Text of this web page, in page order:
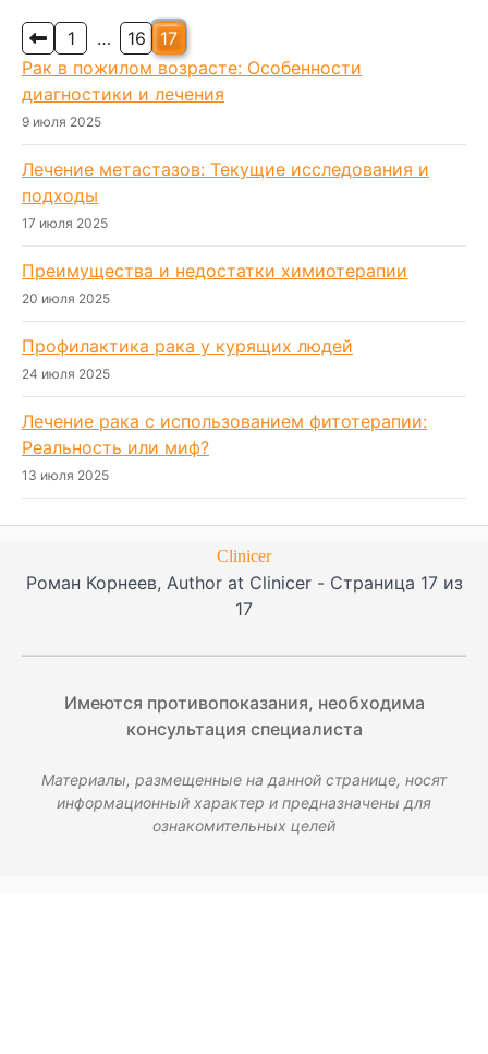
Пагинация
записей
1 … 16
17
Рак в пожилом возрасте: Особенности
диагностики и лечения
9 июля 2025
Лечение метастазов: Текущие исследования и
подходы
17 июля 2025
Преимущества и недостатки химиотерапии
20 июля 2025
Профилактика рака у курящих людей
24 июля 2025
Лечение рака с использованием фитотерапии:
Реальность или миф?
13 июля 2025
Clinicer
Роман Корнеев, Author at Clinicer - Страница 17 из
17
Имеются противопоказания, необходима
консультация специалиста
Материалы, размещенные на данной странице, носят
информационный характер и предназначены для
ознакомительных целей